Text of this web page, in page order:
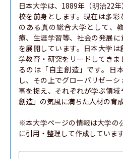
日本大学は、1889年（明治22
校を前身とします。現在は多
のある真の総合大学として、
療、生涯学習等、社会の発展
を展開しています。日本大学
学教育・研究をリードしてき
るのは「自主創造」です。日
し、その上でグローバリゼー
事を捉え、それぞれが学ぶ領
創造」の気風に満ちた人材の育
※本大学ページの情報は大学の
に引用・整理して作成しています